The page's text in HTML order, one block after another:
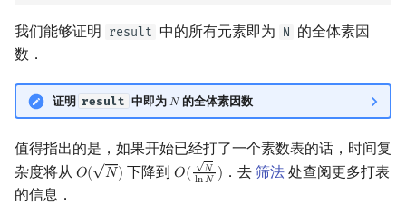
最小表示法
Lyndon 分解
Main–Lorentz 算法
K-D Tree
动态树
析合树
PQ 树
二分图
平面图
弦图
图的着色
空间优化简介
我们能够证明 result 中的所有元素即为 N 的全体素因
数．
证明 result 中即为 𝑁
N 的全体素因数
值得指出的是，如果开始已经打了一个素数表的话，时间复
杂度将从 𝑂(
√
𝑁)
O(N) 下降到𝑂(
√
𝑁
ln𝑁 )
O(NlnN) ．去筛法 处查阅更多打表
的信息．